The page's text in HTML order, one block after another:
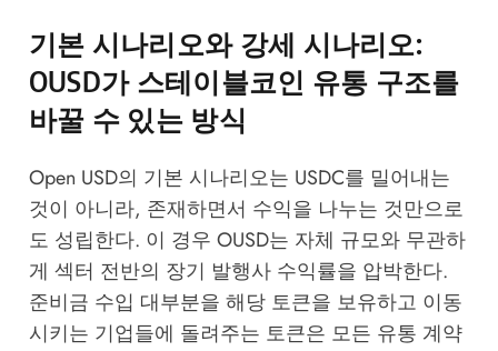
기본 시나리오와 강세 시나리오:
OUSD가 스테이블코인 유통 구조를
바꿀 수 있는 방식
Open USD의 기본 시나리오는 USDC를 밀어내는
것이 아니라, 존재하면서 수익을 나누는 것만으로
도 성립한다. 이 경우 OUSD는 자체 규모와 무관하
게 섹터 전반의 장기 발행사 수익률을 압박한다.
준비금 수입 대부분을 해당 토큰을 보유하고 이동
시키는 기업들에 돌려주는 토큰은 모든 유통 계약